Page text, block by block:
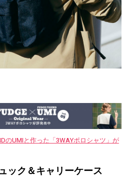
のUMIと作った「3WAYポロシャツ」が
ック＆キャリーケース